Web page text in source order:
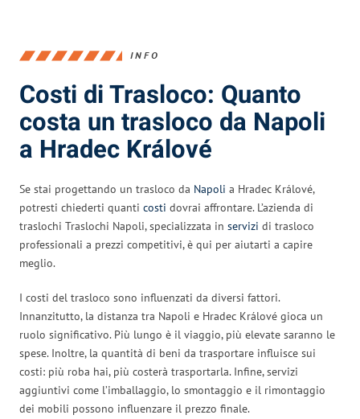
INFO
Costi di Trasloco: Quanto
costa un trasloco da Napoli
a Hradec Králové
Se stai progettando un trasloco da Napoli a Hradec Králové,
potresti chiederti quanti costi dovrai affrontare. L’azienda di
traslochi Traslochi Napoli, specializzata in servizi di trasloco
professionali a prezzi competitivi, è qui per aiutarti a capire
meglio.
I costi del trasloco sono influenzati da diversi fattori.
Innanzitutto, la distanza tra Napoli e Hradec Králové gioca un
ruolo significativo. Più lungo è il viaggio, più elevate saranno le
spese. Inoltre, la quantità di beni da trasportare influisce sui
costi: più roba hai, più costerà trasportarla. Infine, servizi
aggiuntivi come l’imballaggio, lo smontaggio e il rimontaggio
dei mobili possono influenzare il prezzo finale.